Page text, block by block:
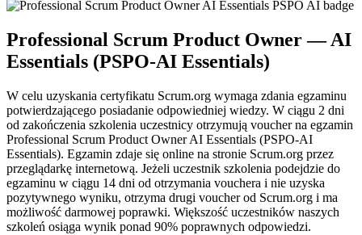
Professional Scrum Product Owner — AI
Essentials (PSPO-AI Essentials)
W celu uzyskania certyfikatu Scrum.org wymaga zdania egzaminu
potwierdzającego posiadanie odpowiedniej wiedzy. W ciągu 2 dni
od zakończenia szkolenia uczestnicy otrzymują voucher na egzamin
Professional Scrum Product Owner AI Essentials (PSPO-AI
Essentials). Egzamin zdaje się online na stronie Scrum.org przez
przeglądarkę internetową. Jeżeli uczestnik szkolenia podejdzie do
egzaminu w ciągu 14 dni od otrzymania vouchera i nie uzyska
pozytywnego wyniku, otrzyma drugi voucher od Scrum.org i ma
możliwość darmowej poprawki. Większość uczestników naszych
szkoleń osiąga wynik ponad 90% poprawnych odpowiedzi.